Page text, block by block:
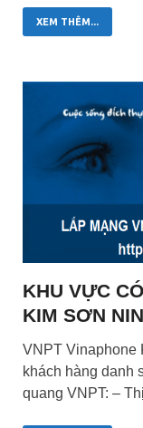
XEM THÊM...
KHU VỰC
KIM SƠN
VNPT Vinaphone
khách hàng danh
quang VNPT: –